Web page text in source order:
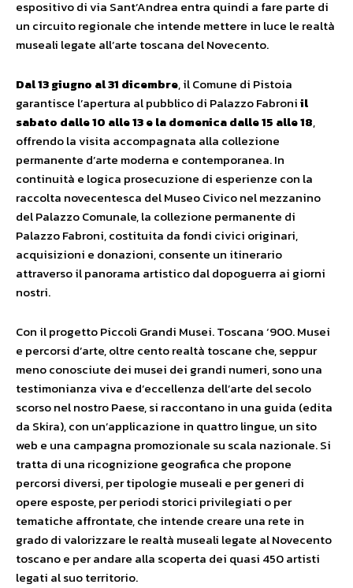
espositivo di via Sant’Andrea entra quindi a fare parte di
un circuito regionale che intende mettere in luce le realtà
museali legate all’arte toscana del Novecento.
Dal 13 giugno al 31 dicembre, il Comune di Pistoia
garantisce l’apertura al pubblico di Palazzo Fabroniil
sabato dalle 10 alle 13 e la domenica dalle 15 alle 18,
offrendo la visita accompagnata alla collezione
permanente d’arte moderna e contemporanea. In
continuità e logica prosecuzione di esperienze con la
raccolta novecentesca del Museo Civico nel mezzanino
del Palazzo Comunale, la collezione permanente di
Palazzo Fabroni, costituita da fondi civici originari,
acquisizioni e donazioni, consente un itinerario
attraverso il panorama artistico dal dopoguerra ai giorni
nostri.
Con il progetto Piccoli Grandi Musei. Toscana ‘900. Musei
e percorsi d’arte, oltre cento realtà toscane che, seppur
meno conosciute dei musei dei grandi numeri, sono una
testimonianza viva e d’eccellenza dell’arte del secolo
scorso nel nostro Paese, si raccontano in una guida (edita
da Skira), con un’applicazione in quattro lingue, un sito
web e una campagna promozionale su scala nazionale. Si
tratta di una ricognizione geografica che propone
percorsi diversi, per tipologie museali e per generi di
opere esposte, per periodi storici privilegiati o per
tematiche affrontate, che intende creare una rete in
grado di valorizzare le realtà museali legate al Novecento
toscano e per andare alla scoperta dei quasi 450 artisti
legati al suo territorio.